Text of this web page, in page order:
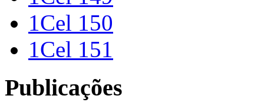
1Cel 150
1Cel 151
Publicações